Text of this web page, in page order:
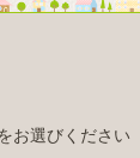
お選びください